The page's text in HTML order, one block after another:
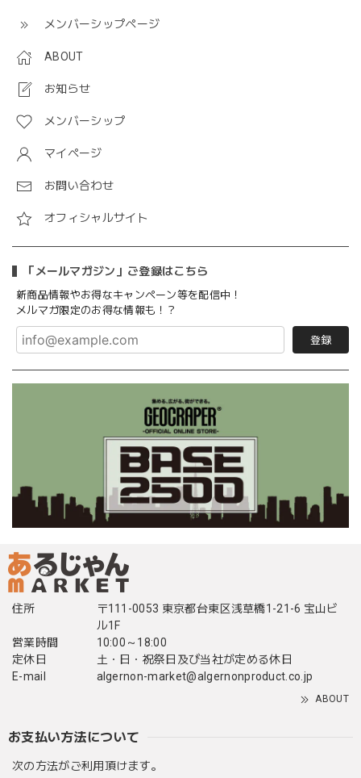
メンバーシップページ
ABOUT
お知らせ
メンバーシップ
マイページ
お問い合わせ
オフィシャルサイト
「メールマガジン」ご登録はこちら
新商品情報やお得なキャンペーン等を配信中！
メルマガ限定のお得な情報も！？
登録
住所
〒111-0053 東京都台東区浅草橋1-21-6 宝山ビ
ル1F
営業時間
10:00～18:00
定休日
土・日・祝祭日及び当社が定める休日
E-mail
algernon-market@algernonproduct.co.jp
ABOUT
お支払い方法について
次の方法がご利用頂けます。